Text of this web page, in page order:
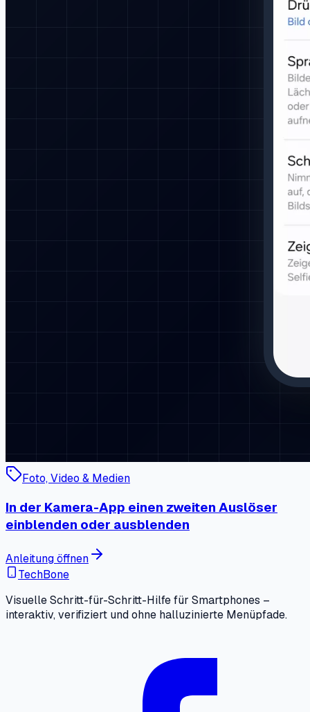
Foto, Video & Medien
In der Kamera-App einen zweiten Auslöser
einblenden oder ausblenden
Anleitung öffnen
TechBone
Visuelle Schritt-für-Schritt-Hilfe für Smartphones –
interaktiv, verifiziert und ohne halluzinierte Menüpfade.